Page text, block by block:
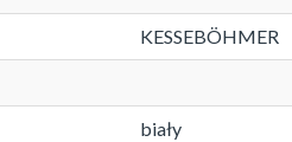
KESSEBÖHMER
biały